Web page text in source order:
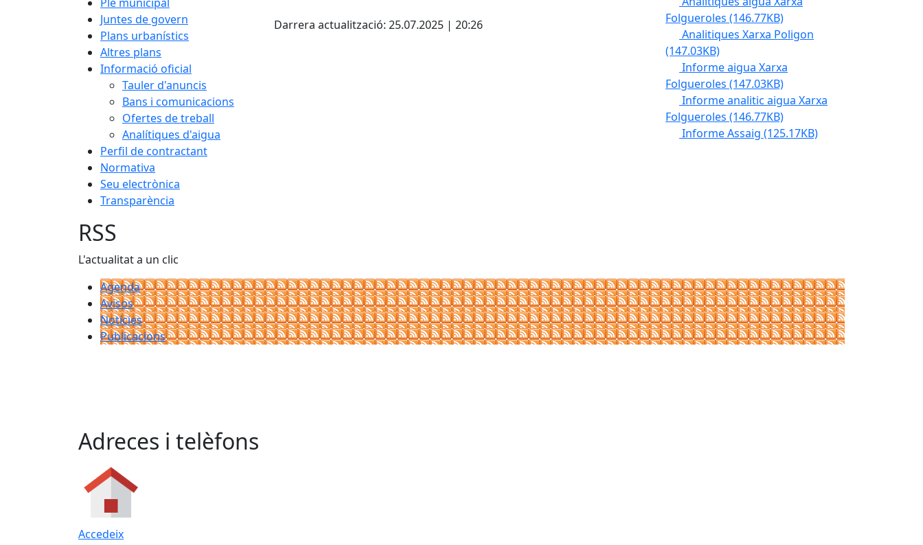
Juntes de govern
Plans urbanístics
Altres plans
Informació oficial
Tauler d'anuncis
Bans i comunicacions
Ofertes de treball
Analítiques d'aigua
Perfil de contractant
Normativa
Seu electrònica
Transparència
Darrera actualització: 25.07.2025 | 20:26
Folgueroles (146.77KB)
Analitiques Xarxa Poligon
(147.03KB)
Informe aigua Xarxa
Folgueroles (147.03KB)
Informe analitic aigua Xarxa
Folgueroles (146.77KB)
Informe Assaig (125.17KB)
RSS
L'actualitat a un clic
Agenda
Avisos
Notícies
Publicacions
Adreces i telèfons
Accedeix